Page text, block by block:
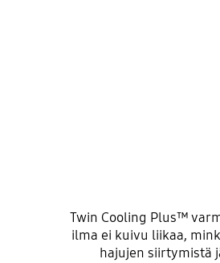
Twin Cooling Plus™
ilma ei kuivu liikaa,
hajujen siirtymistä